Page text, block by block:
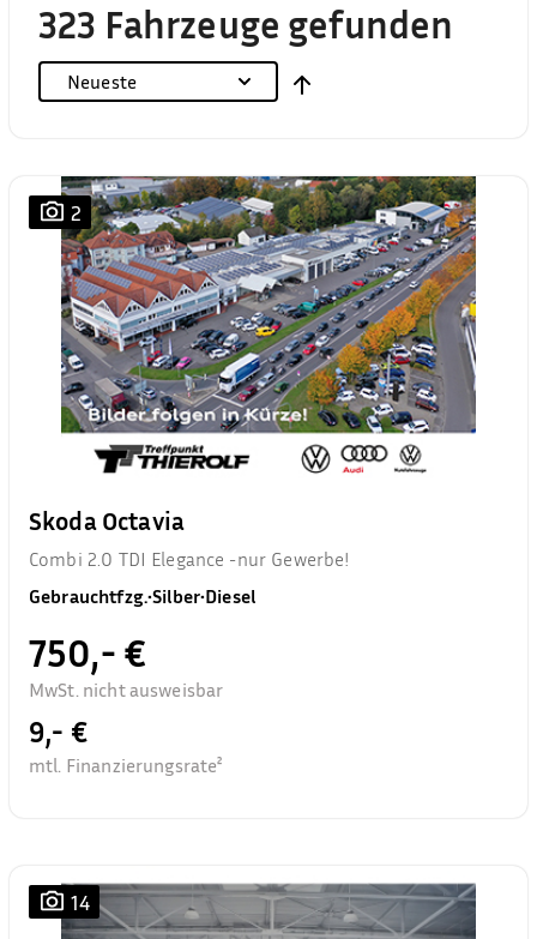
323 Fahrzeuge gefunden
Neueste
2
Skoda Octavia
Combi 2.0 TDI Elegance -nur Gewerbe!
Gebrauchtfzg.•Silber•Diesel
750,- €
MwSt. nicht ausweisbar
9,- €
mtl. Finanzierungsrate²
14